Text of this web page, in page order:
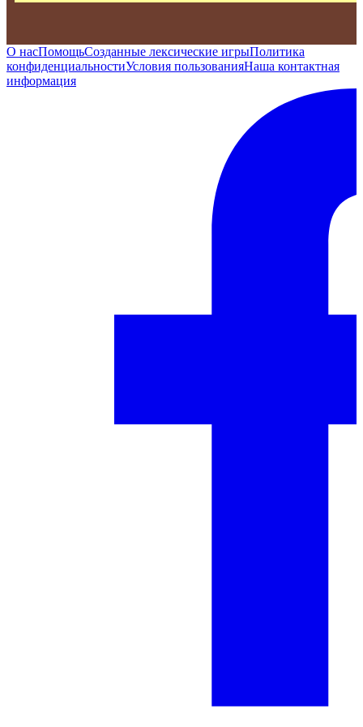
О насПомощьСозданные лексические игрыПолитика
конфиденциальностиУсловия пользованияНаша контактная
информация